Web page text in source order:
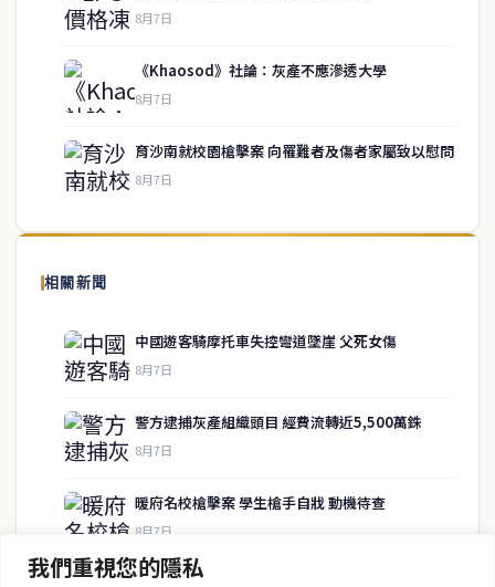
我們重視您的隱私
8月7日
《Khaosod》社論：灰產不應滲透大學
8月7日
育沙南就校園槍擊案 向罹難者及傷者家屬致以慰問
8月7日
相關新聞
中國遊客騎摩托車失控彎道墜崖 父死女傷
8月7日
警方逮捕灰產組織頭目 經費流轉近5,500萬銖
8月7日
暖府名校槍擊案 學生槍手自戕 動機待查
8月7日
暖武里名校發生槍擊案 2死15傷
關於我們
泰國中文新聞（TCN）是一家總部設於曼谷的中文新聞媒體，致力於
供即時、客觀、多元的中文新聞內容。
房地產
service@thaichinesenews.com